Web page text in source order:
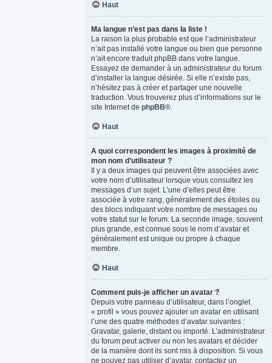
Haut
Ma langue n’est pas dans la liste !
La raison la plus probable est que l’administrateur
n’ait pas installé votre langue ou bien que personne
n’ait encore traduit phpBB dans votre langue.
Essayez de demander à un administrateur du forum
d’installer la langue désirée. Si elle n’existe pas,
n’hésitez pas à créer et partager une nouvelle
traduction. Vous trouverez plus d’informations sur le
site Internet de phpBB®.
Haut
A quoi correspondent les images à proximité de
mon nom d’utilisateur ?
Il y a deux images qui peuvent être associées avec
votre nom d’utilisateur lorsque vous consultez les
messages d’un sujet. L’une d’elles peut être
associée à votre rang, généralement des étoiles ou
des blocs indiquant votre nombre de messages ou
votre statut sur le forum. La seconde image, souvent
plus grande, est connue sous le nom d’avatar et
généralement est unique ou propre à chaque
membre.
Haut
Comment puis-je afficher un avatar ?
Depuis votre panneau d’utilisateur, dans l’onglet
« profil » vous pouvez ajouter un avatar en utilisant
l’une des quatre méthodes d’avatar suivantes :
Gravatar, galerie, distant ou importé. L’administrateur
du forum peut activer ou non les avatars et décider
de la manière dont ils sont mis à disposition. Si vous
ne pouvez pas utiliser d’avatar, contactez un